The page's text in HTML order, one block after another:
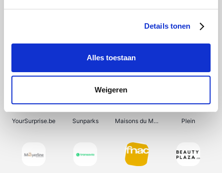
Details tonen
Alles toestaan
Weigeren
Shein Bergfreunde Pazzox Smartwatchbanden
YourSurprise.be Sunparks Maisons du Monde Plein